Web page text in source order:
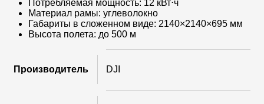
Потребляемая мощность: 12 кВт⋅ч
Материал рамы: углеволокно
Габариты в сложенном виде: 2140×2140×695 мм
Высота полета: до 500 м
Производитель DJI